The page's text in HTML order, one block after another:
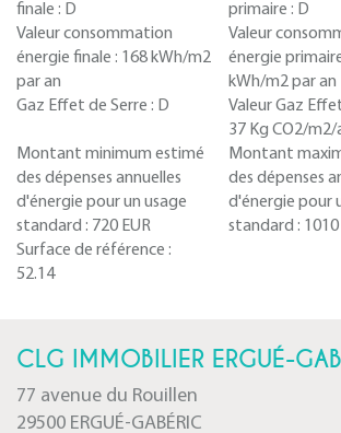
finale : D
primaire : D
Valeur consommation
énergie finale : 168 kWh/m2
par an
Valeur
énergie
kWh/m2 par an
Gaz Effet de Serre : D
Valeur Gaz
37 Kg CO2/m2/
Montant minimum estimé
des dépenses annuelles
d'énergie pour un usage
standard : 720 EUR
Montant
des dépenses
d'énergie pour
standard : 1010
Surface de référence :
52.14
CLG IMMOBILIER ERGUÉ-
77 avenue du Rouillen
29500 ERGUÉ-GABÉRIC